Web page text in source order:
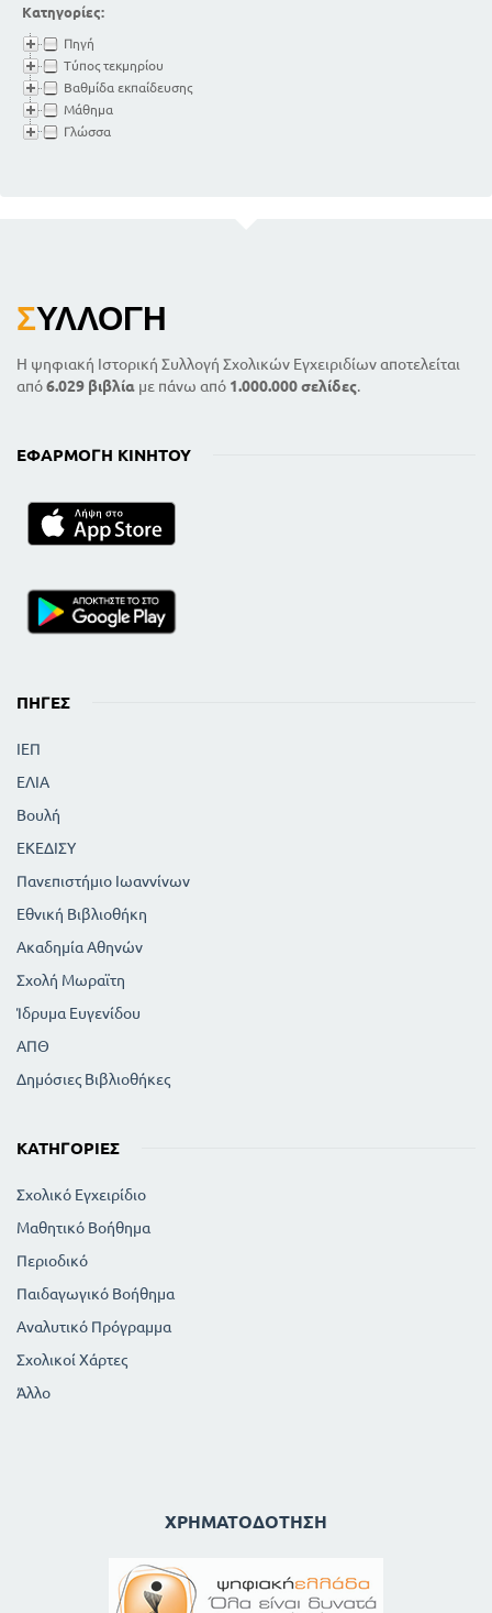
Κατηγορίες:
Πηγή
Τύπος τεκμηρίου
Βαθμίδα εκπαίδευσης
Μάθημα
Γλώσσα
ΣΥΛΛΟΓΉ
Η ψηφιακή Ιστορική Συλλογή Σχολικών Εγχειριδίων αποτελείται
από6.029 βιβλία με πάνω από 1.000.000 σελίδες.
ΕΦΑΡΜΟΓΉ ΚΙΝΗΤΟΎ
ΠΗΓΈΣ
ΙΕΠ
ΕΛΙΑ
Βουλή
ΕΚΕΔΙΣΥ
Πανεπιστήμιο Ιωαννίνων
Εθνική Βιβλιοθήκη
Ακαδημία Αθηνών
Σχολή Μωραϊτη
Ίδρυμα Ευγενίδου
ΑΠΘ
Δημόσιες Βιβλιοθήκες
ΚΑΤΗΓΟΡΊΕΣ
Σχολικό Εγχειρίδιο
Μαθητικό Βοήθημα
Περιοδικό
Παιδαγωγικό Βοήθημα
Αναλυτικό Πρόγραμμα
Σχολικοί Χάρτες
Άλλο
ΧΡΗΜΑΤΟΔΌΤΗΣΗ